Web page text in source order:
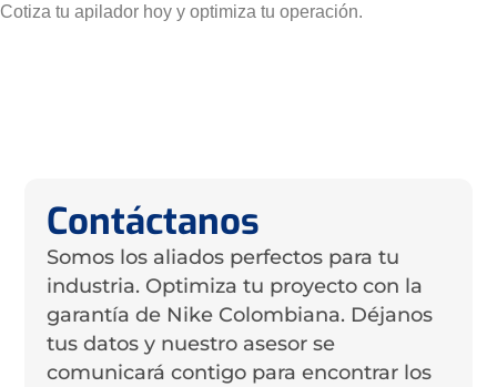
Cotiza tu apilador hoy y optimiza tu operación.
Contáctanos
Somos los aliados perfectos para tu
industria. Optimiza tu proyecto con la
garantía de Nike Colombiana. Déjanos
tus datos y nuestro asesor se
comunicará contigo para encontrar los